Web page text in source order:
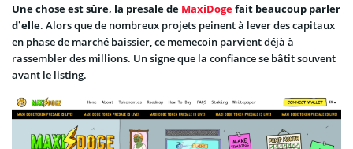
Une chose est sûre, la presale de MaxiDogefait beaucoup parler
d’elle. Alors que de nombreux projets peinent à lever des capitaux
en phase de marché baissier, ce memecoin parvient déjà à
rassembler des millions. Un signe que la confiance se bâtit souvent
avant le listing.